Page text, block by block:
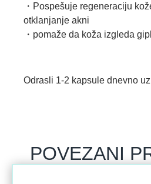
・Pospešuje regeneraciju
otklanjanje akni
・pomaže da koža izgleda
Odrasli 1-2 kapsule dnevno
POVEZANI